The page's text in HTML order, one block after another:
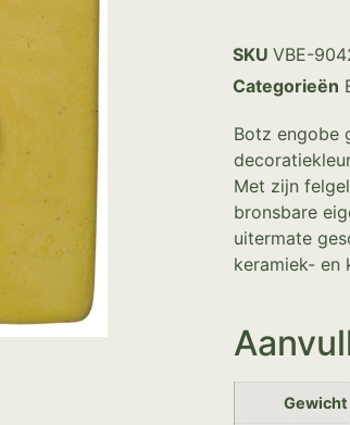
SKU VBE-
Categorieën
Botz engobe
Met zijn
bronsbare
uitermate
keramiek- en
Gewicht